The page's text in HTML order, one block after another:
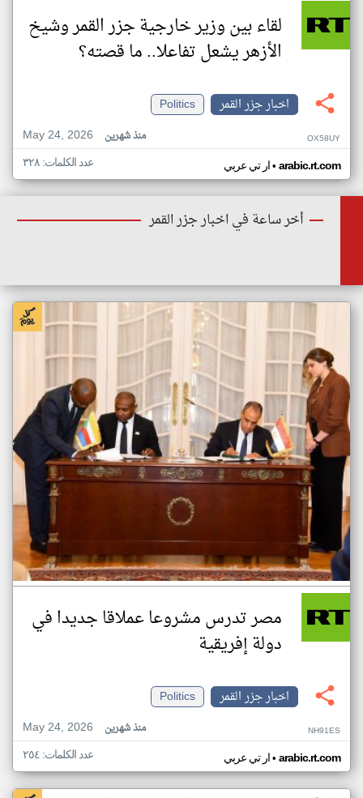
لقاء بين وزير خارجية جزر القمر وشيخ
الأزهر يشعل تفاعلا.. ما قصته؟
اخبار جزر القمر
Politics
May 24, 2026
منذ شهرين OX58UY
ار تي عربي• arabic.rt.com عدد الكلمات: ٣٢٨
أخر ساعة في اخبار جزر القمر
مصر تدرس مشروعا عملاقا جديدا في
دولة إفريقية
اخبار جزر القمر
Politics
May 24, 2026
منذ شهرين NH91ES
ار تي عربي• arabic.rt.com عدد الكلمات: ٢٥٤